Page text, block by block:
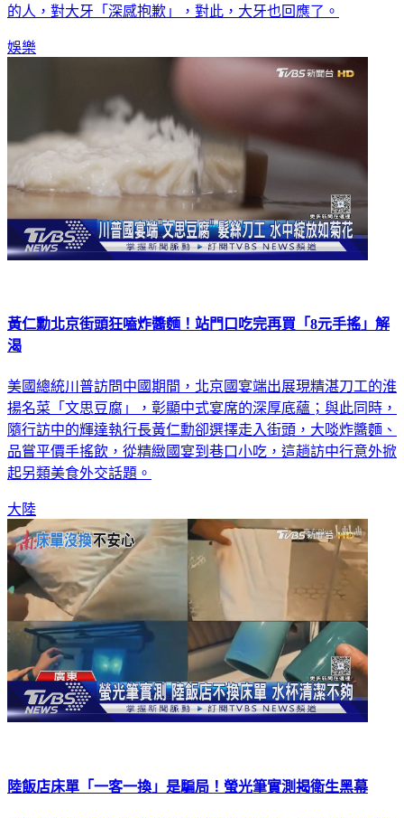
的人，對大牙「深感抱歉」，對此，大牙也回應了。
娛樂
黃仁勳北京街頭狂嗑炸醬麵！站門口吃完再買「8元手搖」解
渴
美國總統川普訪問中國期間，北京國宴端出展現精湛刀工的淮
揚名菜「文思豆腐」，彰顯中式宴席的深厚底蘊；與此同時，
隨行訪中的輝達執行長黃仁勳卻選擇走入街頭，大啖炸醬麵、
品嘗平價手搖飲，從精緻國宴到巷口小吃，這趟訪中行意外掀
起另類美食外交話題。
大陸
陸飯店床單「一客一換」是騙局！螢光筆實測揭衛生黑幕